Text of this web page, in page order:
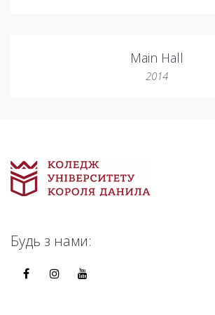
Main Hall
2014
Будь з нами: